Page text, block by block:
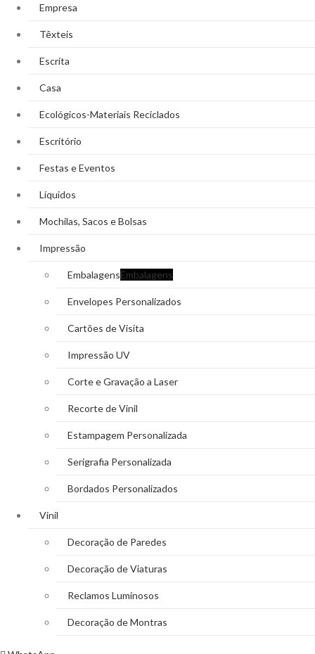
Empresa
Têxteis
Escrita
Casa
Ecológicos-Materiais Reciclados
Escritório
Festas e Eventos
Líquidos
Mochilas, Sacos e Bolsas
Impressão
EmbalagensEmbalagens
Envelopes Personalizados
Cartões de Visita
Impressão UV
Corte e Gravação a Laser
Recorte de Vinil
Estampagem Personalizada
Serigrafia Personalizada
Bordados Personalizados
Vinil
Decoração de Paredes
Decoração de Viaturas
Reclamos Luminosos
Decoração de Montras